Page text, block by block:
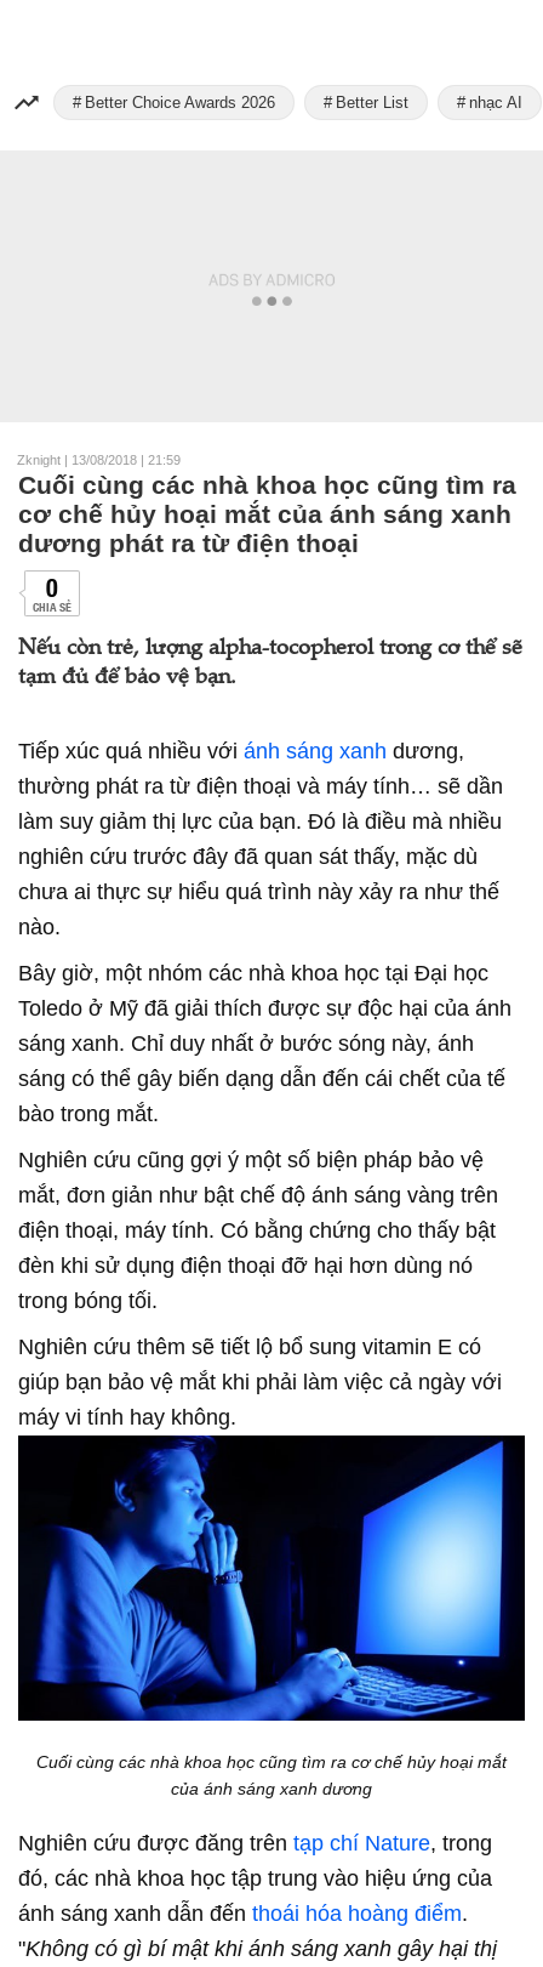
Better Choice Awards 2026 Better List nhạc AI
Zknight | 13/08/2018 | 21:59
Cuối cùng các nhà khoa học cũng tìm ra
cơ chế hủy hoại mắt của ánh sáng xanh
dương phát ra từ điện thoại
0
CHIA SẺ
Nếu còn trẻ, lượng alpha-tocopherol trong cơ thể sẽ
tạm đủ để bảo vệ bạn.
Tiếp xúc quá nhiều với ánh sáng xanh dương,
thường phát ra từ điện thoại và máy tính… sẽ dần
làm suy giảm thị lực của bạn. Đó là điều mà nhiều
nghiên cứu trước đây đã quan sát thấy, mặc dù
chưa ai thực sự hiểu quá trình này xảy ra như thế
nào.
Bây giờ, một nhóm các nhà khoa học tại Đại học
Toledo ở Mỹ đã giải thích được sự độc hại của ánh
sáng xanh. Chỉ duy nhất ở bước sóng này, ánh
sáng có thể gây biến dạng dẫn đến cái chết của tế
bào trong mắt.
Nghiên cứu cũng gợi ý một số biện pháp bảo vệ
mắt, đơn giản như bật chế độ ánh sáng vàng trên
điện thoại, máy tính. Có bằng chứng cho thấy bật
đèn khi sử dụng điện thoại đỡ hại hơn dùng nó
trong bóng tối.
Nghiên cứu thêm sẽ tiết lộ bổ sung vitamin E có
giúp bạn bảo vệ mắt khi phải làm việc cả ngày với
máy vi tính hay không.
Cuối cùng các nhà khoa học cũng tìm ra cơ chế hủy hoại mắt
của ánh sáng xanh dương
Nghiên cứu được đăng trên tạp chí Nature, trong
đó, các nhà khoa học tập trung vào hiệu ứng của
ánh sáng xanh dẫn đến thoái hóa hoàng điểm.
"Không có gì bí mật khi ánh sáng xanh gây hại thị